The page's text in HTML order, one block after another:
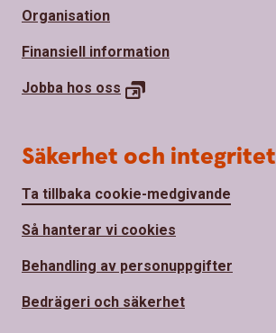
Organisation
Finansiell information
Jobba hos oss
Säkerhet och integritet
Ta tillbaka cookie-medgivande
Så hanterar vi cookies
Behandling av personuppgifter
Bedrägeri och säkerhet